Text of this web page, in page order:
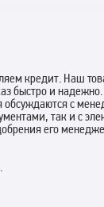
кредит. Наш
быстро и
обсуждаются с
так и с
его